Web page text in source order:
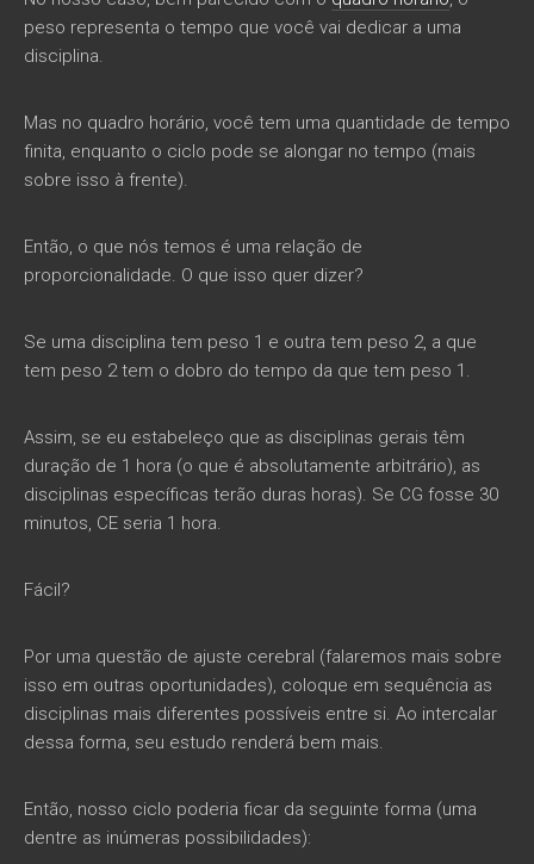
peso representa o tempo que você vai dedicar a uma
disciplina.
Mas no quadro horário, você tem uma quantidade de tempo
finita, enquanto o ciclo pode se alongar no tempo (mais
sobre isso à frente).
Então, o que nós temos é uma relação de
proporcionalidade. O que isso quer dizer?
Se uma disciplina tem peso 1 e outra tem peso 2, a que
tem peso 2 tem o dobro do tempo da que tem peso 1.
Assim, se eu estabeleço que as disciplinas gerais têm
duração de 1 hora (o que é absolutamente arbitrário), as
disciplinas específicas terão duras horas). Se CG fosse 30
minutos, CE seria 1 hora.
Fácil?
Por uma questão de ajuste cerebral (falaremos mais sobre
isso em outras oportunidades), coloque em sequência as
disciplinas mais diferentes possíveis entre si. Ao intercalar
dessa forma, seu estudo renderá bem mais.
Então, nosso ciclo poderia ficar da seguinte forma (uma
dentre as inúmeras possibilidades):